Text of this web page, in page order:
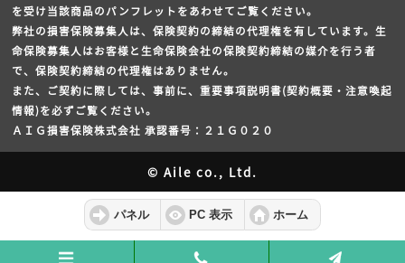
を受け当該商品のパンフレットをあわせてご覧ください。
弊社の損害保険募集人は、保険契約の締結の代理権を有しています。生
命保険募集人はお客様と生命保険会社の保険契約締結の媒介を行う者
で、保険契約締結の代理権はありません。
また、ご契約に際しては、事前に、重要事項説明書(契約概要・注意喚起
情報)を必ずご覧ください。
ＡＩＧ損害保険株式会社 承認番号：２１Ｇ０２０
© Aile co., Ltd.
パネル PC 表示 ホーム